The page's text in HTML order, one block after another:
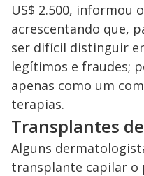
US$ 2.500, informou
acrescentando que,
ser difícil distinguir
legítimos e fraudes;
apenas como um
terapias.
Transplantes
Alguns
transplante capilar o